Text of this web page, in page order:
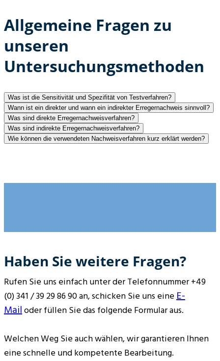
Allgemeine Fragen zu
unseren
Untersuchungsmethoden
Was ist die Sensitivität und Spezifität von Testverfahren?
Wann ist ein direkter und wann ein indirekter Erregernachweis sinnvoll?
Was sind direkte Erregernachweisverfahren?
Was sind indirekte Erregernachweisverfahren?
Wie können die verwendeten Nachweisverfahren kurz erklärt werden?
Haben Sie weitere Fragen?
Rufen Sie uns einfach unter der Telefonnummer +49
(0) 341 / 39 29 86 90 an, schicken Sie uns eineE-
Mailoder füllen Sie das folgende Formular aus.
Welchen Weg Sie auch wählen, wir garantieren Ihnen
eine schnelle und kompetente Bearbeitung.